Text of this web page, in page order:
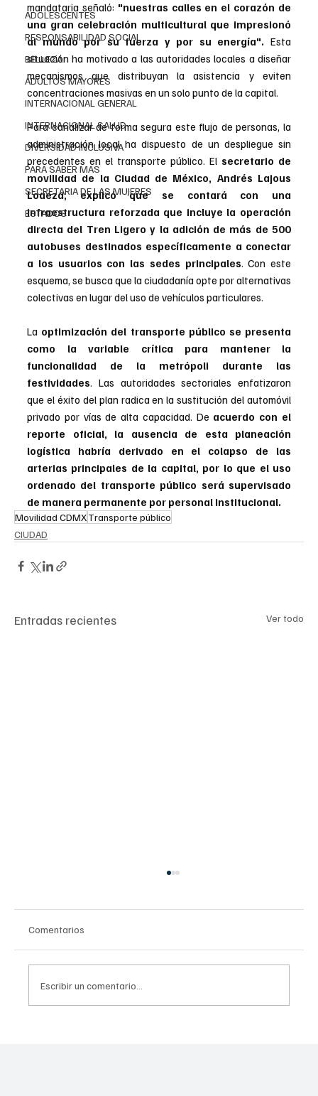
ADOLESCENTES
RESPONSABILIDAD SOCIAL
BELLEZA
ADULTOS MAYORES
INTERNACIONAL GENERAL
INTERNACIONAL SALUD
DIVERSIDAD INCLUSIVA
PARA SABER MAS
SECRETARIA DE LAS MUJERES
ESTADOS
mandataria señaló: "nuestras calles en el corazón de
una gran celebración multicultural que impresionó
al mundo por su fuerza y por su energía". Esta
situación ha motivado a las autoridades locales a diseñar
mecanismos que distribuyan la asistencia y eviten
concentraciones masivas en un solo punto de la capital.
Para canalizar de forma segura este flujo de personas, la
administración local ha dispuesto de un despliegue sin
precedentes en el transporte público. El secretario de
movilidad de la Ciudad de México, Andrés Lajous
Loaeza, explicó que se contará con una
infraestructura reforzada que incluye la operación
directa del Tren Ligero y la adición de más de 500
autobuses destinados específicamente a conectar
a los usuarios con las sedes principales. Con este
esquema, se busca que la ciudadanía opte por alternativas
colectivas en lugar del uso de vehículos particulares.
La optimización del transporte público se presenta
como la variable crítica para mantener la
funcionalidad de la metrópoli durante las
festividades. Las autoridades sectoriales enfatizaron
que el éxito del plan radica en la sustitución del automóvil
privado por vías de alta capacidad. De acuerdo con el
reporte oficial, la ausencia de esta planeación
logística habría derivado en el colapso de las
arterias principales de la capital, por lo que el uso
ordenado del transporte público será supervisado
de manera permanente por personal institucional.
Movilidad CDMXTransporte público
CIUDAD
Entradas recientes Ver todo
Comentarios
Escribir un comentario...